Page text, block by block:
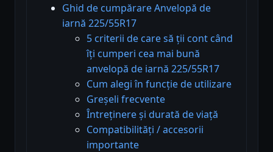
Ghid de cumpărare Anvelopă de
iarnă 225/55R17
5 criterii de care să ții cont când
îți cumperi cea mai bună
anvelopă de iarnă 225/55R17
Cum alegi în funcție de utilizare
Greșeli frecvente
Întreținere și durată de viață
Compatibilități / accesorii
importante